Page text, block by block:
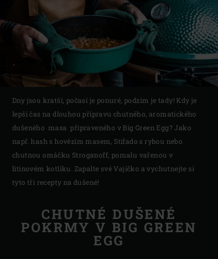
Dny jsou kratší, počasí je ponuré, podzim je tady! Kdy je
lepší čas na dlouhou přípravu chutného, aromatického
dušeného masa připraveného v Big Green Egg? Jako
např. hash s hovězím masem, Stifado s rybou nebo
chutnou omáčku Stroganoff, pomalu vařenou v
litinovém kotlíku. Zapalte své Vajíčko a vychutnejte si
tyto tři recepty na dušené!
CHUTNÉ DUŠENÉ
POKRMY V BIG GREEN
EGG